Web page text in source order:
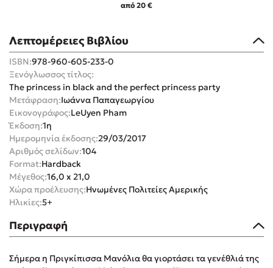
Mel Robbins
Η μέθοδος Αφήστε τους
Δημοφιλείς Συγγραφείς
Φυστίκι ΠουΚυλάει
Παύλος Καστανάς
El Sombrero
Λεπτομέρειες Βιβλίου
ISBN:978-960-605-233-0
Ξενόγλωσσος τίτλος:
The princess in black and the perfect princess party
Μετάφραση:Ιωάννα Παπαγεωργίου
Εικονογράφος:LeUyen Pham
Έκδοση:1η
Ημερομηνία έκδοσης:29/03/2017
Αριθμός σελίδων:104
Format:Hardback
Μέγεθος:16,0 x 21,0
Χώρα προέλευσης:Ηνωμένες Πολιτείες Αμερικής
Ηλικίες:5+
από 20 €
Περιγραφή
Σήμερα η Πριγκίπισσα Μανόλια θα γιορτάσει τα γενέθλιά της